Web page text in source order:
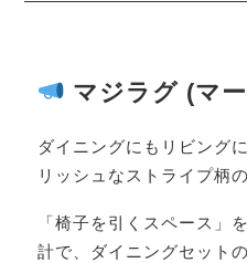
マジラグ (マ
ダイニングにもリビング
リッシュなストライプ柄
「椅子を引くスペース」
計で、ダイニングセット